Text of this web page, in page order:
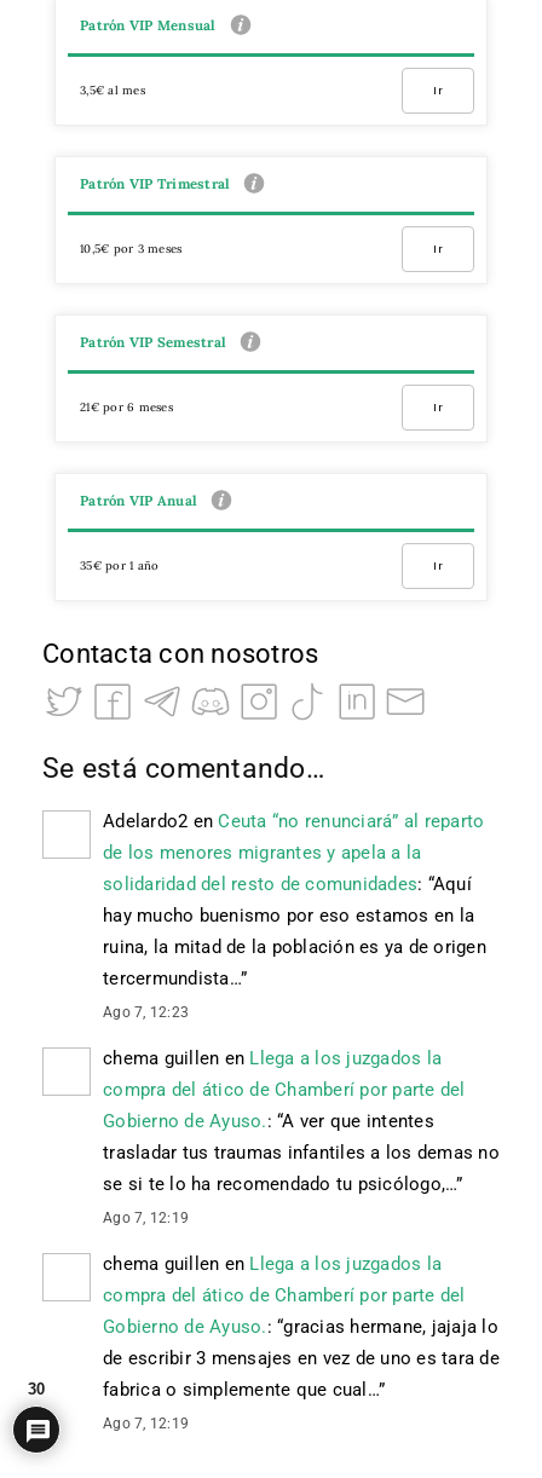
Patrón VIP Mensual
3,5€ al mes Ir
Patrón VIP Trimestral
10,5€ por 3 meses Ir
Patrón VIP Semestral
21€ por 6 meses Ir
Patrón VIP Anual
35€ por 1 año Ir
Contacta con nosotros
Se está comentando…
Adelardo2 enCeuta “no renunciará” al reparto
de los menores migrantes y apela a la
solidaridad del resto de comunidades: “Aquí
hay mucho buenismo por eso estamos en la
ruina, la mitad de la población es ya de origen
tercermundista…”
Ago 7, 12:23
chema guillen en Llega a los juzgados la
compra del ático de Chamberí por parte del
Gobierno de Ayuso.: “A ver que intentes
trasladar tus traumas infantiles a los demas no
se si te lo ha recomendado tu psicólogo,…”
Ago 7, 12:19
chema guillen en Llega a los juzgados la
compra del ático de Chamberí por parte del
Gobierno de Ayuso.: “gracias hermane, jajaja lo
de escribir 3 mensajes en vez de uno es tara de
fabrica o simplemente que cual…”
Ago 7, 12:19
30